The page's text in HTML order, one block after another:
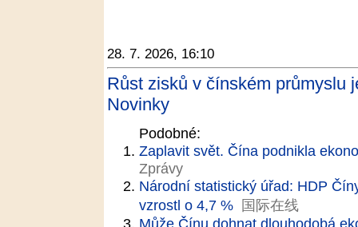
28. 7. 2026, 16:10
Růst zisků v čínském průmyslu
Novinky
Podobné:
Zaplavit svět. Čína podnikla
Zprávy
Národní statistický úřad: HDP
vzrostl o 4,7 % 国际在线
Může Čínu dohnat dlouhodobá